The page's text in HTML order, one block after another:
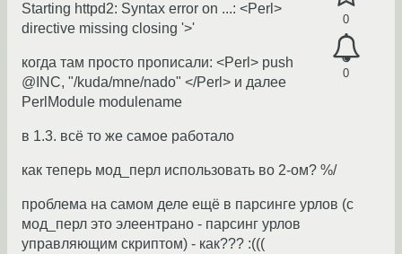
0
0
Starting httpd2: Syntax error on ...: <Perl>
directive missing closing '>'
когда там просто прописали: <Perl> push
@INC, "/kuda/mne/nado" </Perl> и далее
PerlModule modulename
в 1.3. всё то же самое работало
как теперь мод_перл использовать во 2-ом? %/
проблема на самом деле ещё в парсинге урлов (с
мод_перл это элеентрано - парсинг урлов
управляющим скриптом) - как??? :(((